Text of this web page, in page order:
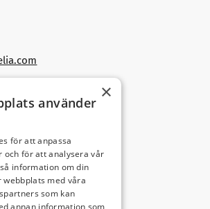
×
använder
för att anpassa
och för att analysera vår
information om din
webbplats med våra
som kan
annan information som